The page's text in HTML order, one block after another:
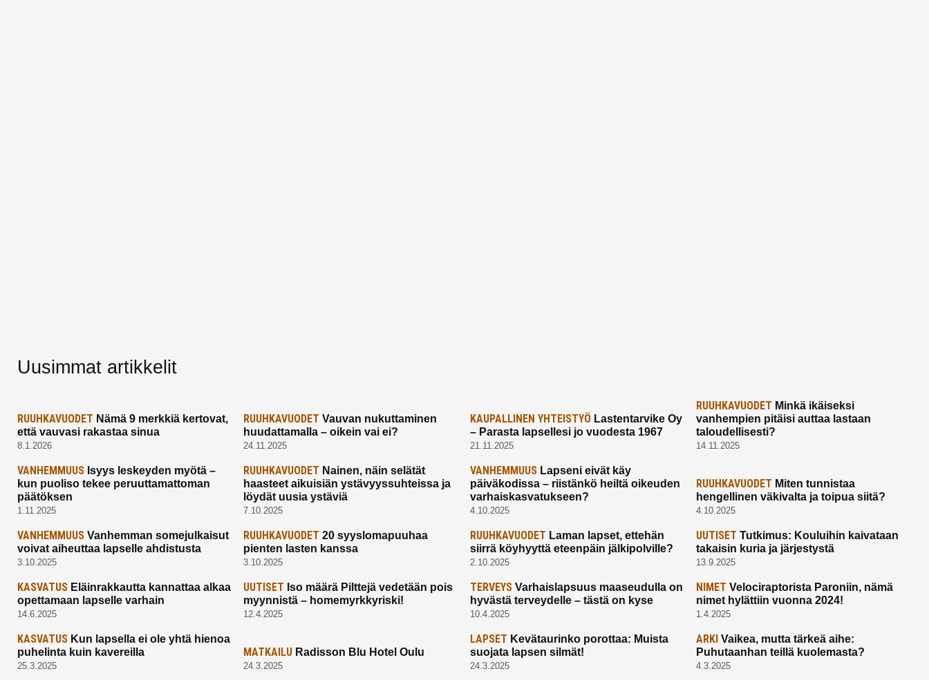
Uusimmat artikkelit
RUUHKAVUODET Nämä 9 merkkiä kertovat,
että vauvasi rakastaa sinua
8.1.2026
RUUHKAVUODET Vauvan nukuttaminen
huudattamalla – oikein vai ei?
24.11.2025
KAUPALLINEN YHTEISTYÖLastentarvike Oy
– Parasta lapsellesi jo vuodesta 1967
21.11.2025
RUUHKAVUODET Minkä ikäiseksi
vanhempien pitäisi auttaa lastaan
taloudellisesti?
14.11.2025
VANHEMMUUS Isyys leskeyden myötä –
kun puoliso tekee peruuttamattoman
päätöksen
1.11.2025
RUUHKAVUODET Nainen, näin selätät
haasteet aikuisiän ystävyyssuhteissa ja
löydät uusia ystäviä
7.10.2025
VANHEMMUUSLapseni eivät käy
päiväkodissa – riistänkö heiltä oikeuden
varhaiskasvatukseen?
4.10.2025
RUUHKAVUODET Miten tunnistaa
hengellinen väkivalta ja toipua siitä?
4.10.2025
VANHEMMUUS Vanhemman somejulkaisut
voivat aiheuttaa lapselle ahdistusta
3.10.2025
RUUHKAVUODET 20 syyslomapuuhaa
pienten lasten kanssa
3.10.2025
RUUHKAVUODET Laman lapset, ettehän
siirrä köyhyyttä eteenpäin jälkipolville?
2.10.2025
UUTISET Tutkimus: Kouluihin kaivataan
takaisin kuria ja järjestystä
13.9.2025
KASVATUS Eläinrakkautta kannattaa alkaa
opettamaan lapselle varhain
14.6.2025
UUTISET Iso määrä Pilttejä vedetään pois
myynnistä – homemyrkkyriski!
12.4.2025
TERVEYSVarhaislapsuus maaseudulla on
hyvästä terveydelle – tästä on kyse
10.4.2025
NIMET Velociraptorista Paroniin, nämä
nimet hylättiin vuonna 2024!
1.4.2025
KASVATUS Kun lapsella ei ole yhtä hienoa
puhelinta kuin kavereilla
25.3.2025
MATKAILU Radisson Blu Hotel Oulu
24.3.2025
LAPSET Kevätaurinko porottaa: Muista
suojata lapsen silmät!
24.3.2025
ARKI Vaikea, mutta tärkeä aihe:
Puhutaanhan teillä kuolemasta?
4.3.2025